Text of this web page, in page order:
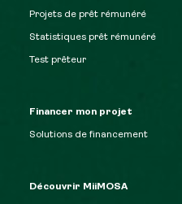
Projets de prêt rémunéré
Statistiques prêt rémunéré
Test prêteur
Financer mon projet
Solutions de financement
Découvrir MiiMOSA